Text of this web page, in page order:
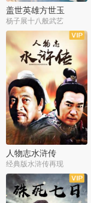
盖世英雄方世玉
杨子展十八般武艺
全40集
人物志水浒传
经典版水浒传再现
全34集